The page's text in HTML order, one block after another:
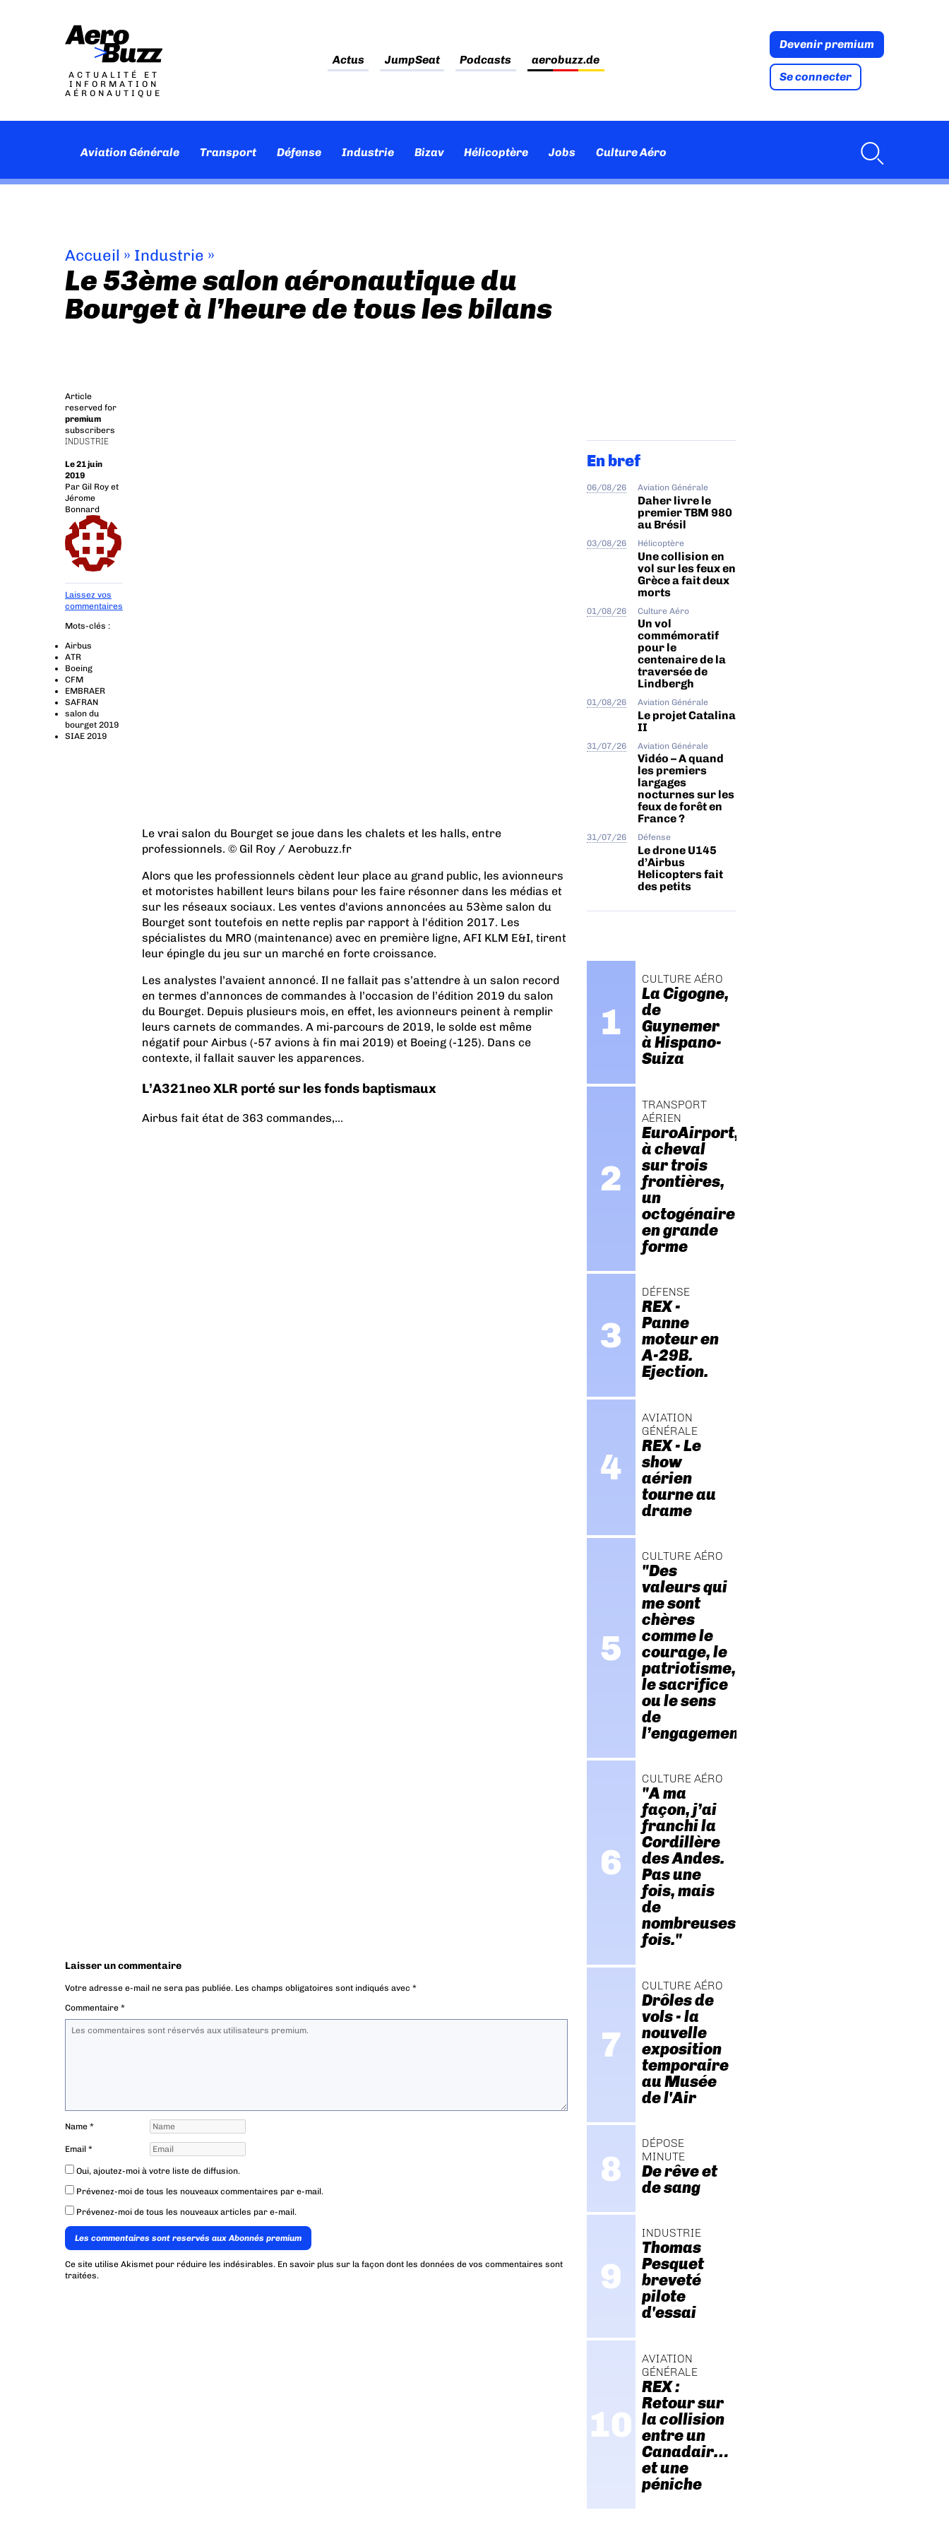
ACTUALITÉ ET
INFORMATION
AÉRONAUTIQUE
Actus JumpSeat Podcasts aerobuzz.de
Devenir premium
Se connecter
Aviation Générale Transport Défense Industrie Bizav Hélicoptère Jobs Culture Aéro
Accueil » Industrie »
Le 53ème salon aéronautique du
Bourget à l’heure de tous les bilans
Article
reserved for
premium
subscribers
INDUSTRIE
Le 21 juin
2019
Par Gil Roy et
Jérome
Bonnard
Laissez vos
commentaires
Mots-clés :
Airbus
ATR
Boeing
CFM
EMBRAER
SAFRAN
salon du
bourget 2019
SIAE 2019
Le vrai salon du Bourget se joue dans les chalets et les halls, entre
professionnels. © Gil Roy / Aerobuzz.fr
Alors que les professionnels cèdent leur place au grand public, les avionneurs
et motoristes habillent leurs bilans pour les faire résonner dans les médias et
sur les réseaux sociaux. Les ventes d'avions annoncées au 53ème salon du
Bourget sont toutefois en nette replis par rapport à l'édition 2017. Les
spécialistes du MRO (maintenance) avec en première ligne, AFI KLM E&I, tirent
leur épingle du jeu sur un marché en forte croissance.
Les analystes l’avaient annoncé. Il ne fallait pas s’attendre à un salon record
en termes d’annonces de commandes à l’occasion de l’édition 2019 du salon
du Bourget. Depuis plusieurs mois, en effet, les avionneurs peinent à remplir
leurs carnets de commandes. A mi-parcours de 2019, le solde est même
négatif pour Airbus (-57 avions à fin mai 2019) et Boeing (-125). Dans ce
contexte, il fallait sauver les apparences.
L’A321neo XLR porté sur les fonds baptismaux
Airbus fait état de 363 commandes,...
Laisser un commentaire
Votre adresse e-mail ne sera pas publiée. Les champs obligatoires sont indiqués avec *
Commentaire *
Name *
Email *
Oui, ajoutez-moi à votre liste de diffusion.
Prévenez-moi de tous les nouveaux commentaires par e-mail.
Prévenez-moi de tous les nouveaux articles par e-mail.
Les commentaires sont reservés aux Abonnés premium
Ce site utilise Akismet pour réduire les indésirables. En savoir plus sur la façon dont les données de vos commentaires sont
traitées.
En bref
06/08/26 Aviation Générale
Daher livre le
premier TBM 980
au Brésil
03/08/26 Hélicoptère
Une collision en
vol sur les feux en
Grèce a fait deux
morts
01/08/26 Culture Aéro
Un vol
commémoratif
pour le
centenaire de la
traversée de
Lindbergh
01/08/26 Aviation Générale
Le projet Catalina
II
31/07/26 Aviation Générale
Vidéo – A quand
les premiers
largages
nocturnes sur les
feux de forêt en
France ?
31/07/26 Défense
Le drone U145
d’Airbus
Helicopters fait
des petits
CULTURE AÉRO
La Cigogne,
de
Guynemer
à Hispano-
Suiza
TRANSPORT
AÉRIEN
EuroAirport,
à cheval
sur trois
frontières,
un
octogénaire
en grande
forme
DÉFENSE
REX -
Panne
moteur en
A-29B.
Ejection.
AVIATION
GÉNÉRALE
REX - Le
show
aérien
tourne au
drame
CULTURE AÉRO
"Des
valeurs qui
me sont
chères
comme le
courage, le
patriotisme,
le sacrifice
ou le sens
de
l’engagement."
CULTURE AÉRO
"A ma
façon, j’ai
franchi la
Cordillère
des Andes.
Pas une
fois, mais
de
nombreuses
fois."
CULTURE AÉRO
Drôles de
vols - la
nouvelle
exposition
temporaire
au Musée
de l'Air
DÉPOSE
MINUTE
De rêve et
de sang
INDUSTRIE
Thomas
Pesquet
breveté
pilote
d'essai
AVIATION
GÉNÉRALE
REX :
Retour sur
la collision
entre un
Canadair…
et une
péniche